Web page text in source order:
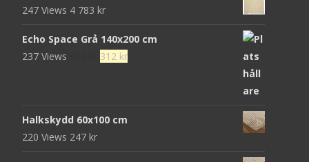
247 Views 4 783 kr
Echo Space Grå 140x200 cm
237 Views
Det
952 kr.
312 krDet
Halkskydd 60x100 cm
220 Views 247 kr